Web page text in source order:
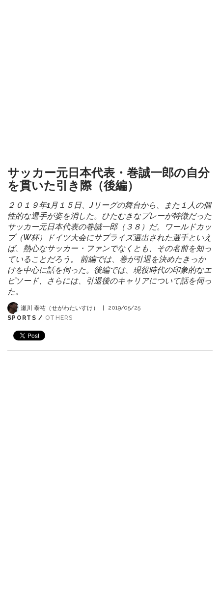
サッカー元日本代表・巻誠一郎の自分
を貫いた引き際（後編）
２０１９年1月１５日、Jリーグの舞台から、また１人の個
性的な選手が姿を消した。ひたむきなプレーが特徴だった
サッカー元日本代表の巻誠一郎（３８）だ。ワールドカッ
プ（W杯）ドイツ大会にサプライズ選出された選手といえ
ば、熱心なサッカー・ファンでなくとも、その名前を知っ
ていることだろう。 前編では、巻が引退を決めたきっか
けを中心に話を伺った。後編では、現役時代の印象的なエ
ピソード、さらには、引退後のキャリアについて話を伺っ
た。
瀬川 泰祐（せがわたいすけ） |
2019/05/25
SPORTS / OTHERS